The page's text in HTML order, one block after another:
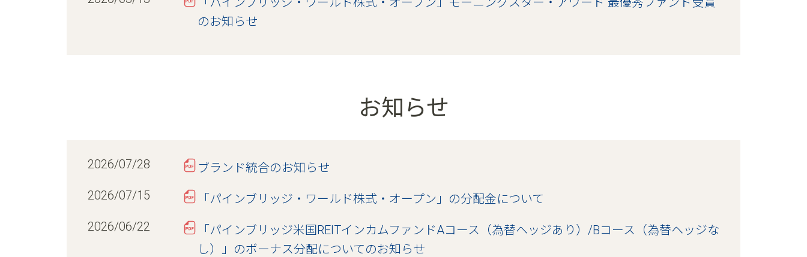
のお知らせ
お知らせ
2026/07/28
ブランド統合のお知らせ
2026/07/15
「パインブリッジ・ワールド株式・オープン」の分配金について
2026/06/22
「パインブリッジ米国REITインカムファンドAコース（為替ヘッジあり）/Bコース（為替ヘッジな
し）」のボーナス分配についてのお知らせ